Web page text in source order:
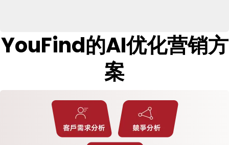
YouFind的AI优化营销方
案